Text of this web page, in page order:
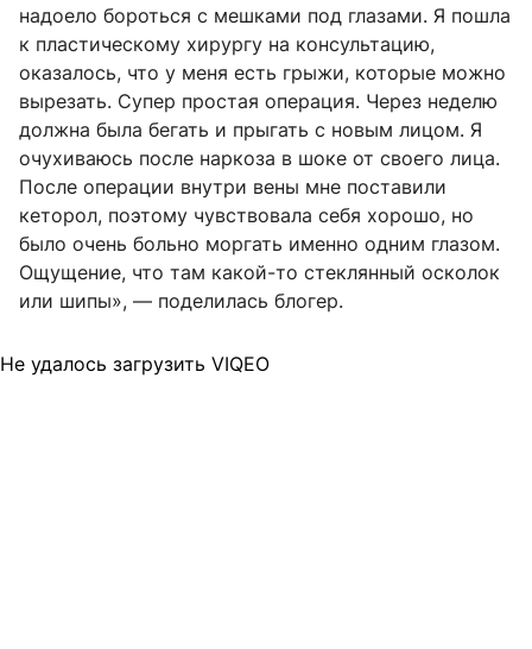
надоело бороться с мешками под глазами. Я пошла
к пластическому хирургу на консультацию,
оказалось, что у меня есть грыжи, которые можно
вырезать. Супер простая операция. Через неделю
должна была бегать и прыгать с новым лицом. Я
очухиваюсь после наркоза в шоке от своего лица.
После операции внутри вены мне поставили
кеторол, поэтому чувствовала себя хорошо, но
было очень больно моргать именно одним глазом.
Ощущение, что там какой-то стеклянный осколок
или шипы», — поделилась блогер.
Не удалось загрузить VIQEO